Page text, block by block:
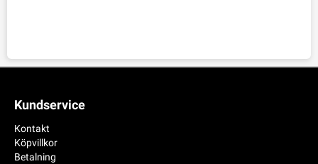
Kundservice
Kontakt
Köpvillkor
Betalning